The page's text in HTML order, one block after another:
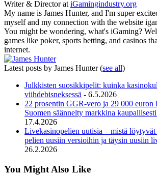
Writer & Directorat iGamingindustry.org
My name is James Hunter, and I'm super
myself and my connection with the website
You might be wondering, what's iGaming?
games like poker, sports betting, and casinos
internet.
Latest posts by James Hunter(see all)
Julkkisten suosikkipelit: kuinka
viihdebisneksessä - 6.5.2026
22 prosentin GGR-vero ja 29 000 euron
Suomen säännelty markkina
17.4.2026
Livekasinopelien uutisia – mistä löytyvät
pelien uusiin versioihin ja täysin uusiin
26.2.2026
You Might Also Like